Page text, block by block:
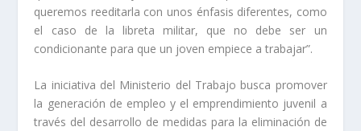
queremos reeditarla con unos énfasis diferentes, como
el caso de la libreta militar, que no debe ser un
condicionante para que un joven empiece a trabajar”.
La iniciativa del Ministerio del Trabajo busca promover
la generación de empleo y el emprendimiento juvenil a
través del desarrollo de medidas para la eliminación de